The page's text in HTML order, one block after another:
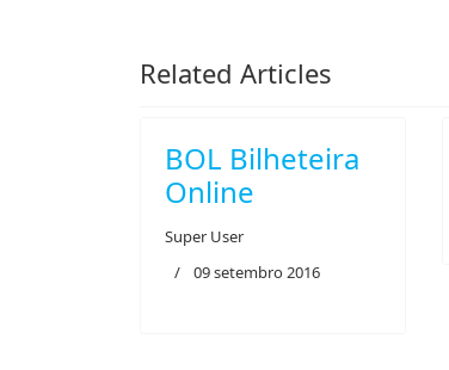
Related Articles
BOL Bilheteira
Online
Super User
09 setembro 2016